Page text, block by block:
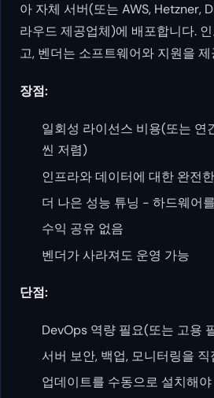
아 자체 서버(또는 AWS, Hetzner,
라우드 제공업체)에 배포합니다.
고, 벤더는 소프트웨어와 지원을
장점:
일회성 라이선스 비용(또는 연
씬 저렴)
인프라와 데이터에 대한 완전
더 나은 성능 튜닝 - 하드웨어
수익 공유 없음
벤더가 사라져도 운영 가능
단점:
DevOps 역량 필요(또는 고용
서버 보안, 백업, 모니터링을
업데이트를 수동으로 설치해